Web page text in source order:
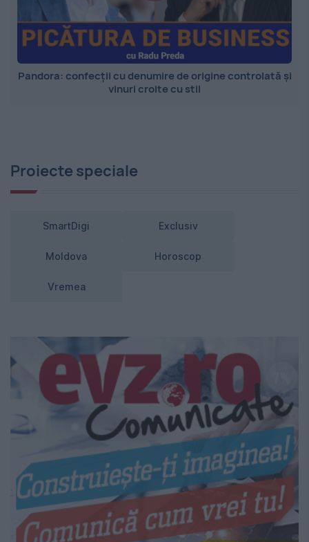
Pandora: confecții cu denumire de origine controlată și
vinuri croite cu stil
Proiecte speciale
SmartDigi Exclusiv
Moldova Horoscop
Vremea